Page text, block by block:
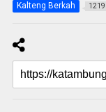
Kalteng Berkah 1219